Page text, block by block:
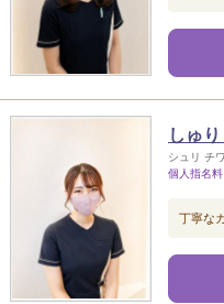
しゅ
シュリ チ
個人指名
丁寧な